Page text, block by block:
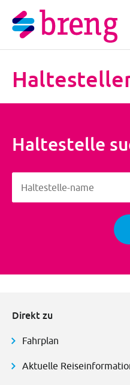
Haltestelle
Haltestelle-name
Direkt zu
Fahrplan
Aktuelle